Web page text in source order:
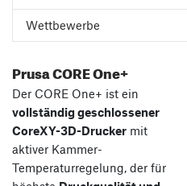
Wettbewerbe
Prusa CORE One+
Der CORE One+ ist ein
vollständig geschlossener
CoreXY-3D-Drucker mit
aktiver Kammer-
Temperaturregelung, der für